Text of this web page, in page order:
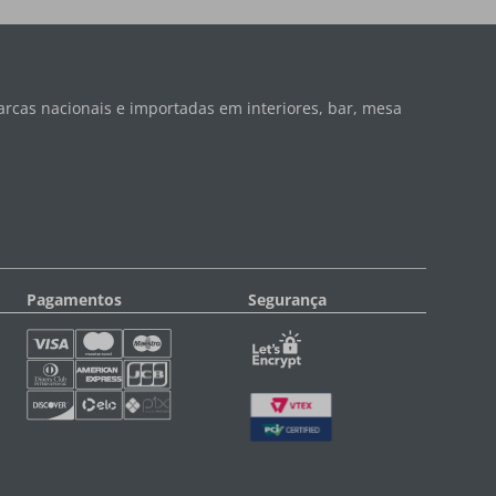
nacionais e importadas em interiores, bar, mesa
Pagamentos Segurança